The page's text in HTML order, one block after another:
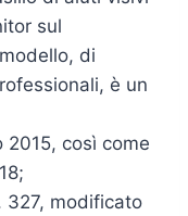
sul
di
è un
2015, così come
327, modificato